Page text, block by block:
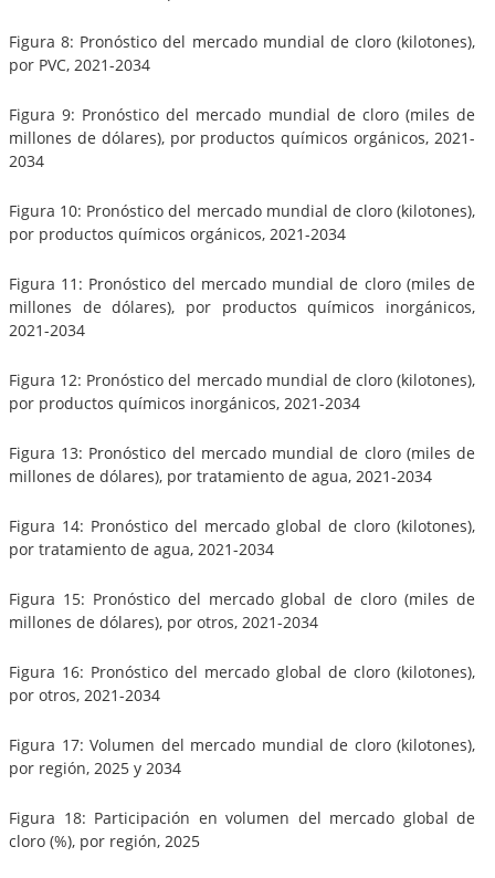
Figura 8: Pronóstico del mercado mundial de cloro (kilotones),
por PVC, 2021-2034
Figura 9: Pronóstico del mercado mundial de cloro (miles de
millones de dólares), por productos químicos orgánicos, 2021-
2034
Figura 10: Pronóstico del mercado mundial de cloro (kilotones),
por productos químicos orgánicos, 2021-2034
Figura 11: Pronóstico del mercado mundial de cloro (miles de
millones de dólares), por productos químicos inorgánicos,
2021-2034
Figura 12: Pronóstico del mercado mundial de cloro (kilotones),
por productos químicos inorgánicos, 2021-2034
Figura 13: Pronóstico del mercado mundial de cloro (miles de
millones de dólares), por tratamiento de agua, 2021-2034
Figura 14: Pronóstico del mercado global de cloro (kilotones),
por tratamiento de agua, 2021-2034
Figura 15: Pronóstico del mercado global de cloro (miles de
millones de dólares), por otros, 2021-2034
Figura 16: Pronóstico del mercado global de cloro (kilotones),
por otros, 2021-2034
Figura 17: Volumen del mercado mundial de cloro (kilotones),
por región, 2025 y 2034
Figura 18: Participación en volumen del mercado global de
cloro (%), por región, 2025